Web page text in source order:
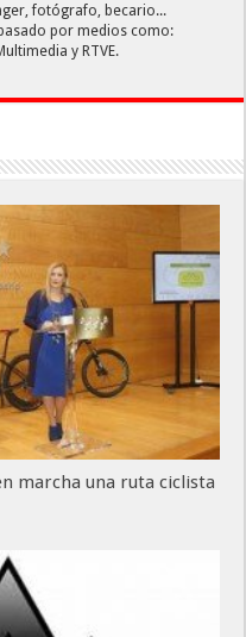
fotógrafo, becario...
por medios como:
y RTVE.
marcha una ruta ciclista